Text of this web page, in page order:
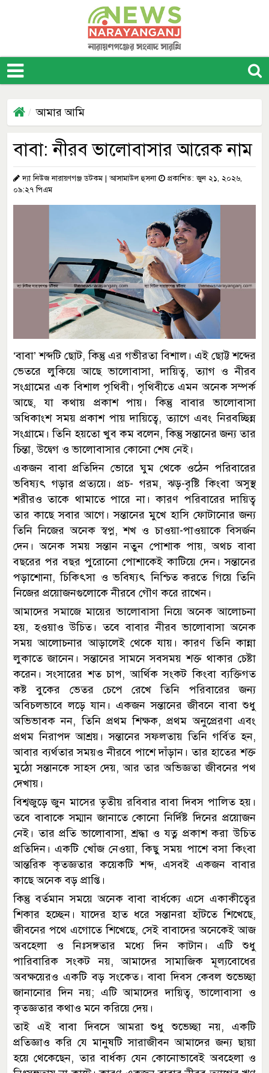
আমার আমি
বাবা: নীরব ভালোবাসার আরেক নাম
দ্যা নিউজ নারায়ণগঞ্জ ডটকম | আসামাউল হুসনা
প্রকাশিত: জুন ২১, ২০২৬,
০৯:২৭ পিএম
‘বাবা’ শব্দটি ছোট, কিন্তু এর গভীরতা বিশাল। এই ছোট্ট শব্দের
ভেতরে লুকিয়ে আছে ভালোবাসা, দায়িত্ব, ত্যাগ ও নীরব
সংগ্রামের এক বিশাল পৃথিবী। পৃথিবীতে এমন অনেক সম্পর্ক
আছে, যা কথায় প্রকাশ পায়। কিন্তু বাবার ভালোবাসা
অধিকাংশ সময় প্রকাশ পায় দায়িত্বে, ত্যাগে এবং নিরবচ্ছিন্ন
সংগ্রামে। তিনি হয়তো খুব কম বলেন, কিন্তু সন্তানের জন্য তার
চিন্তা, উদ্বেগ ও ভালোবাসার কোনো শেষ নেই।
একজন বাবা প্রতিদিন ভোরে ঘুম থেকে ওঠেন পরিবারের
ভবিষ্যৎ গড়ার প্রত্যয়ে। প্রচ- গরম, ঝড়-বৃষ্টি কিংবা অসুস্থ
শরীরও তাকে থামাতে পারে না। কারণ পরিবারের দায়িত্ব
তার কাছে সবার আগে। সন্তানের মুখে হাসি ফোটানোর জন্য
তিনি নিজের অনেক স্বপ্ন, শখ ও চাওয়া-পাওয়াকে বিসর্জন
দেন। অনেক সময় সন্তান নতুন পোশাক পায়, অথচ বাবা
বছরের পর বছর পুরোনো পোশাকেই কাটিয়ে দেন। সন্তানের
পড়াশোনা, চিকিৎসা ও ভবিষ্যৎ নিশ্চিত করতে গিয়ে তিনি
নিজের প্রয়োজনগুলোকে নীরবে গৌণ করে রাখেন।
আমাদের সমাজে মায়ের ভালোবাসা নিয়ে অনেক আলোচনা
হয়, হওয়াও উচিত। তবে বাবার নীরব ভালোবাসা অনেক
সময় আলোচনার আড়ালেই থেকে যায়। কারণ তিনি কান্না
লুকাতে জানেন। সন্তানের সামনে সবসময় শক্ত থাকার চেষ্টা
করেন। সংসারের শত চাপ, আর্থিক সংকট কিংবা ব্যক্তিগত
কষ্ট বুকের ভেতর চেপে রেখে তিনি পরিবারের জন্য
অবিচলভাবে লড়ে যান। একজন সন্তানের জীবনে বাবা শুধু
অভিভাবক নন, তিনি প্রথম শিক্ষক, প্রথম অনুপ্রেরণা এবং
প্রথম নিরাপদ আশ্রয়। সন্তানের সফলতায় তিনি গর্বিত হন,
আবার ব্যর্থতার সময়ও নীরবে পাশে দাঁড়ান। তার হাতের শক্ত
মুঠো সন্তানকে সাহস দেয়, আর তার অভিজ্ঞতা জীবনের পথ
দেখায়।
বিশ্বজুড়ে জুন মাসের তৃতীয় রবিবার বাবা দিবস পালিত হয়।
তবে বাবাকে সম্মান জানাতে কোনো নির্দিষ্ট দিনের প্রয়োজন
নেই। তার প্রতি ভালোবাসা, শ্রদ্ধা ও যত্ন প্রকাশ করা উচিত
প্রতিদিন। একটি খোঁজ নেওয়া, কিছু সময় পাশে বসা কিংবা
আন্তরিক কৃতজ্ঞতার কয়েকটি শব্দ, এসবই একজন বাবার
কাছে অনেক বড় প্রাপ্তি।
কিন্তু বর্তমান সময়ে অনেক বাবা বার্ধক্যে এসে একাকীত্বের
শিকার হচ্ছেন। যাদের হাত ধরে সন্তানরা হাঁটতে শিখেছে,
জীবনের পথে এগোতে শিখেছে, সেই বাবাদের অনেকেই আজ
অবহেলা ও নিঃসঙ্গতার মধ্যে দিন কাটান। এটি শুধু
পারিবারিক সংকট নয়, আমাদের সামাজিক মূল্যবোধের
অবক্ষয়েরও একটি বড় সংকেত। বাবা দিবস কেবল শুভেচ্ছা
জানানোর দিন নয়; এটি আমাদের দায়িত্ব, ভালোবাসা ও
কৃতজ্ঞতার কথাও মনে করিয়ে দেয়।
তাই এই বাবা দিবসে আমরা শুধু শুভেচ্ছা নয়, একটি
প্রতিজ্ঞাও করি যে মানুষটি সারাজীবন আমাদের জন্য ছায়া
হয়ে থেকেছেন, তার বার্ধক্য যেন কোনোভাবেই অবহেলা ও